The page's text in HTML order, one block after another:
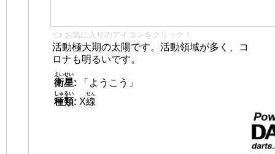
👈 お気に入りのアイコンをクリック！
活動極大期の太陽です。活動領域が多く、コ
ロナも明るいです。
衛星
えいせい
:
「ようこう」
種類
しゅるい
: X線
せん